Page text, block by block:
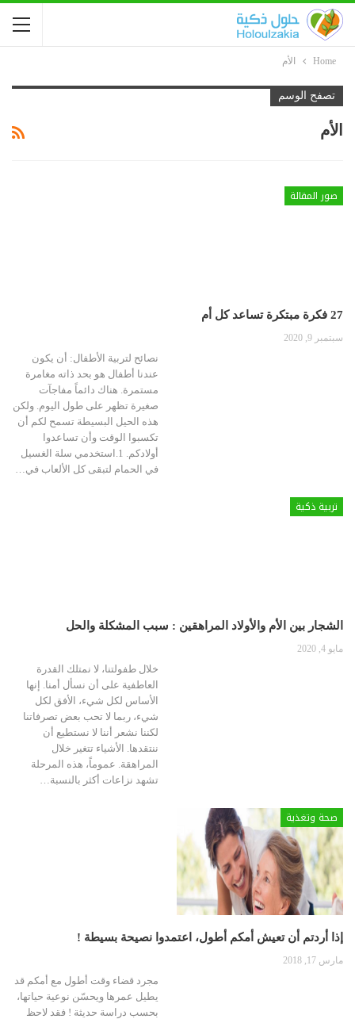
Home الأم
تصفح الوسم
الأم
صور المقالة
27 فكرة مبتكرة تساعد كل أم
سبتمبر 9, 2020
نصائح لتربية الأطفال: أن يكون
عندنا أطفال هو بحد ذاته مغامرة
مستمرة. هناك دائماً مفاجآت
صغيرة تظهر على طول اليوم. ولكن
هذه الحيل البسيطة تسمح لكم أن
تكسبوا الوقت وأن تساعدوا
أولادكم.
1.استخدمي سلة الغسيل
في الحمام لتبقى كل الألعاب في…
تربية ذكية
الشجار بين الأم والأولاد المراهقين : سبب المشكلة والحل
مايو 4, 2020
خلال طفولتنا، لا نمتلك القدرة
العاطفية على أن نسأل أمنا. إنها
الأساس لكل شيء، الأفق لكل
شيء، ربما لا تحب بعض تصرفاتنا
لكننا نشعر أننا لا نستطيع أن
ننتقدها. الأشياء تتغير خلال
المراهقة. عموماً، هذه المرحلة
تشهد نزاعات أكثر بالنسبة…
صحة وتغذية
إذا أردتم أن تعيش أمكم أطول، اعتمدوا نصيحة بسيطة !
مارس 17, 2018
مجرد قضاء وقت أطول مع أمكم قد
يطيل عمرها ويحسّن نوعية حياتها،
بحسب دراسة حديثة ! فقد لاحظ